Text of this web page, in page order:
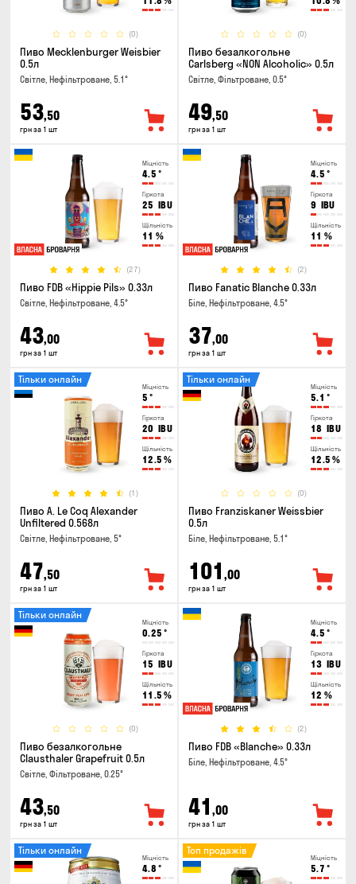
(0)
Пиво Mecklenburger Weisbier
0.5л
Світле, Нефільтроване, 5.1°
53,50
грн за 1 шт
(0)
Пиво безалкогольне
Carlsberg «NON Alcoholic» 0.5л
Світле, Фільтроване, 0.5°
49,50
грн за 1 шт
Міцність
4.5 °
Гіркота
25 IBU
Щільність
11 %
(27)
Пиво FDB «Hippie Pils» 0.33л
Світле, Нефільтроване, 4.5°
43,00
грн за 1 шт
Міцність
4.5 °
Гіркота
9 IBU
Щільність
11 %
(2)
Пиво Fanatic Blanche 0.33л
Біле, Нефільтроване, 4.5°
37,00
грн за 1 шт
Міцність
5 °
Гіркота
20 IBU
Щільність
12.5 %
(1)
Тільки онлайн
Пиво A. Le Coq Alexander
Unfiltered 0.568л
Світле, Нефільтроване, 5°
47,50
грн за 1 шт
Міцність
5.1 °
Гіркота
18 IBU
Щільність
12.5 %
(0)
Тільки онлайн
Пиво Franziskaner Weissbier
0.5л
Біле, Нефільтроване, 5.1°
101 ,00
грн за 1 шт
Міцність
0.25 °
Гіркота
15 IBU
Щільність
11.5 %
(0)
Тільки онлайн
Пиво безалкогольне
Clausthaler Grapefruit 0.5л
Світле, Фільтроване, 0.25°
43,50
грн за 1 шт
Міцність
4.5 °
Гіркота
13 IBU
Щільність
12 %
(2)
Пиво FDB «Blanche» 0.33л
Біле, Нефільтроване, 4.5°
41 ,00
грн за 1 шт
Міцність
4.8 °
Тільки онлайн
Міцність
5.7 °
Топ продажів